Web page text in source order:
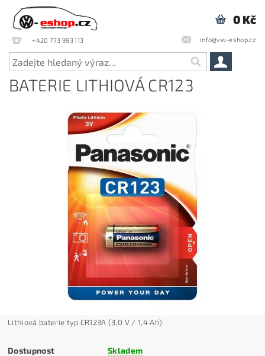
+420 773 993 113 info@vw-eshop.cz
0 Kč
BATERIE LITHIOVÁ CR123
Lithiová baterie typ CR123A (3,0 V / 1,4 Ah).
Dostupnost Skladem